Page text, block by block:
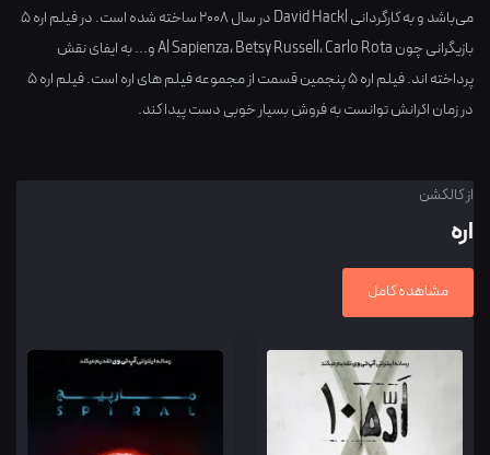
می‌باشد و به کارگردانیDavid Hacklدر سال2008
ساخته شده است. در فیلم اره 5
بازیگرانی چون
Al Sapienza،Betsy Russell،Carlo Rota
و... به ایفای نقش
پرداخته اند. فیلم اره ۵ پنجمین قسمت از مجموعه فیلم های اره است. فیلم اره ۵
در زمان اکرانش توانست به فروش بسیار خوبی دست پیدا کند.
از کالکشن
اره
مشاهده کامل